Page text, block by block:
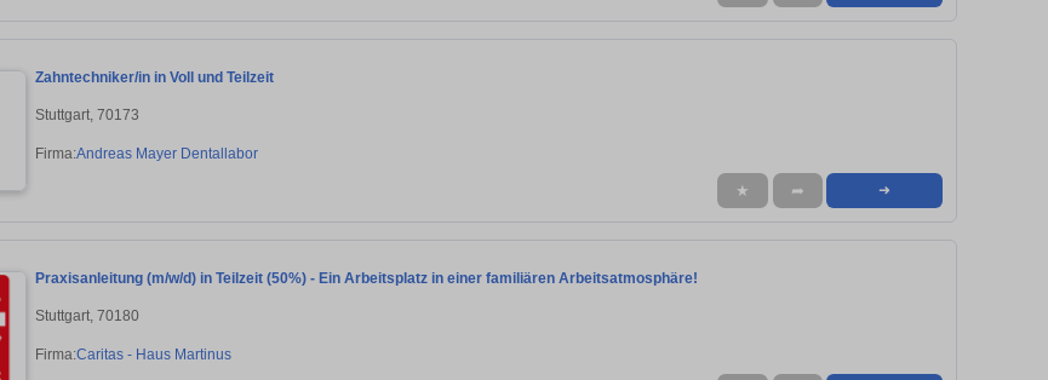
Zahntechniker/in in Voll und Teilzeit
Stuttgart, 70173
Firma:Andreas Mayer Dentallabor
★ ➦ ➜
Praxisanleitung (m/w/d) in Teilzeit (50%) - Ein Arbeitsplatz in einer familiären Arbeitsatmosphäre!
Stuttgart, 70180
Firma:Caritas - Haus Martinus